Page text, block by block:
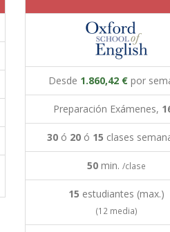
Desde 1.860,42 €por
Preparación Exámenes,
30 ó 20 ó 15 clases
50min. /clase
15 estudiantes (max.)
(12 media)